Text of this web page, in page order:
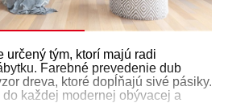
určený tým, ktorí majú radi
Farebné prevedenie dub
dreva, ktoré dopĺňajú sivé pásiky.
každej modernej obývacej a